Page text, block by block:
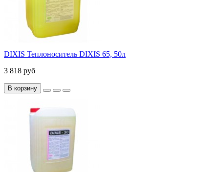
DIXIS Теплоноситель DIXIS 65, 50л
3 818 руб
В корзину